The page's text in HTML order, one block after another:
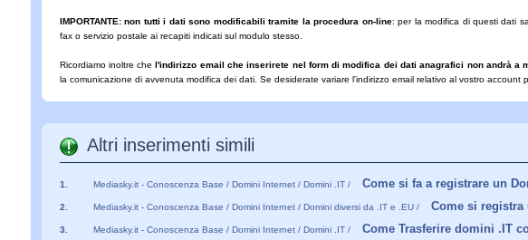
IMPORTANTE: non tutti i dati sono modificabili tramite la procedura on-line: per la modifica di questi dati
fax o servizio postale ai recapiti indicati sul modulo stesso.
Ricordiamo inoltre chel'indirizzo email che inserirete nel form di modifica dei dati anagrafici non andrà a
la comunicazione di avvenuta modifica dei dati. Se desiderate variare l'indirizzo email relativo al vostro account
Altri inserimenti simili
1. Mediasky.it - Conoscenza Base / Domini Internet / Domini .IT / Come si fa a registrare un
2. Mediasky.it - Conoscenza Base / Domini Internet / Domini diversi da .IT e .EU / Come si
3. Mediasky.it - Conoscenza Base / Domini Internet / Domini .IT / Come Trasferire domini .IT